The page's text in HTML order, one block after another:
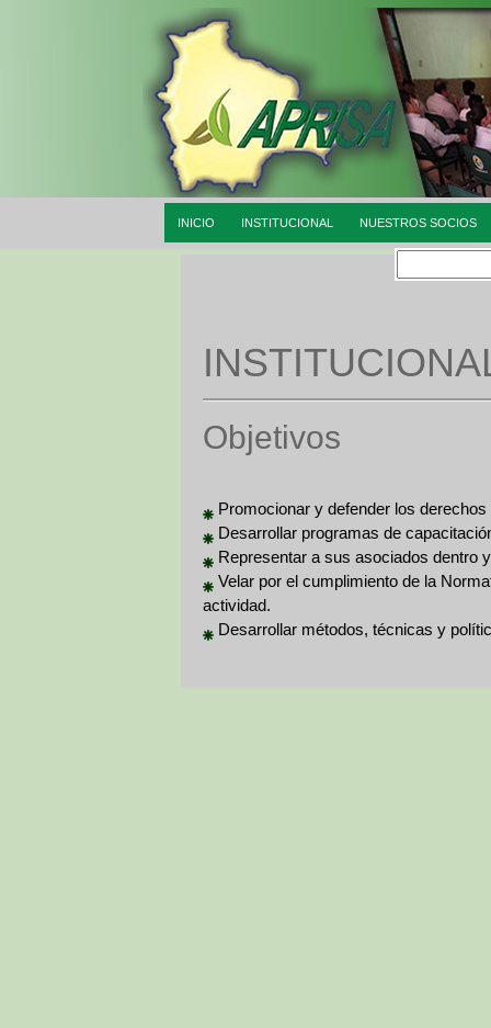
INICIO INSTITUCIONAL NUESTROS SOCIOS
Objetivos
Promocionar y defender los
Desarrollar programas de
Representar a sus asociados dentro
Velar por el cumplimiento de la
actividad.
Desarrollar métodos, técnicas y